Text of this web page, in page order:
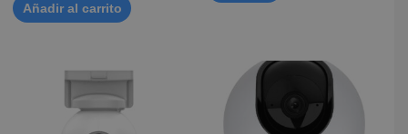
Añadir al carrito